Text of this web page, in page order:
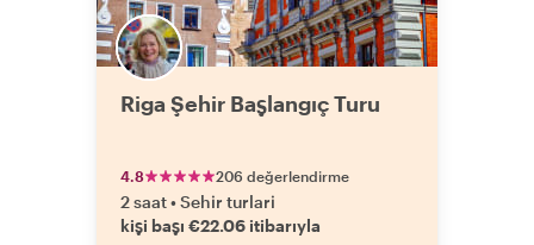
Riga Şehir Başlangıç Turu
4.8 206 değerlendirme
2 saat•Sehir turlari
kişi başı €22.06 itibarıyla